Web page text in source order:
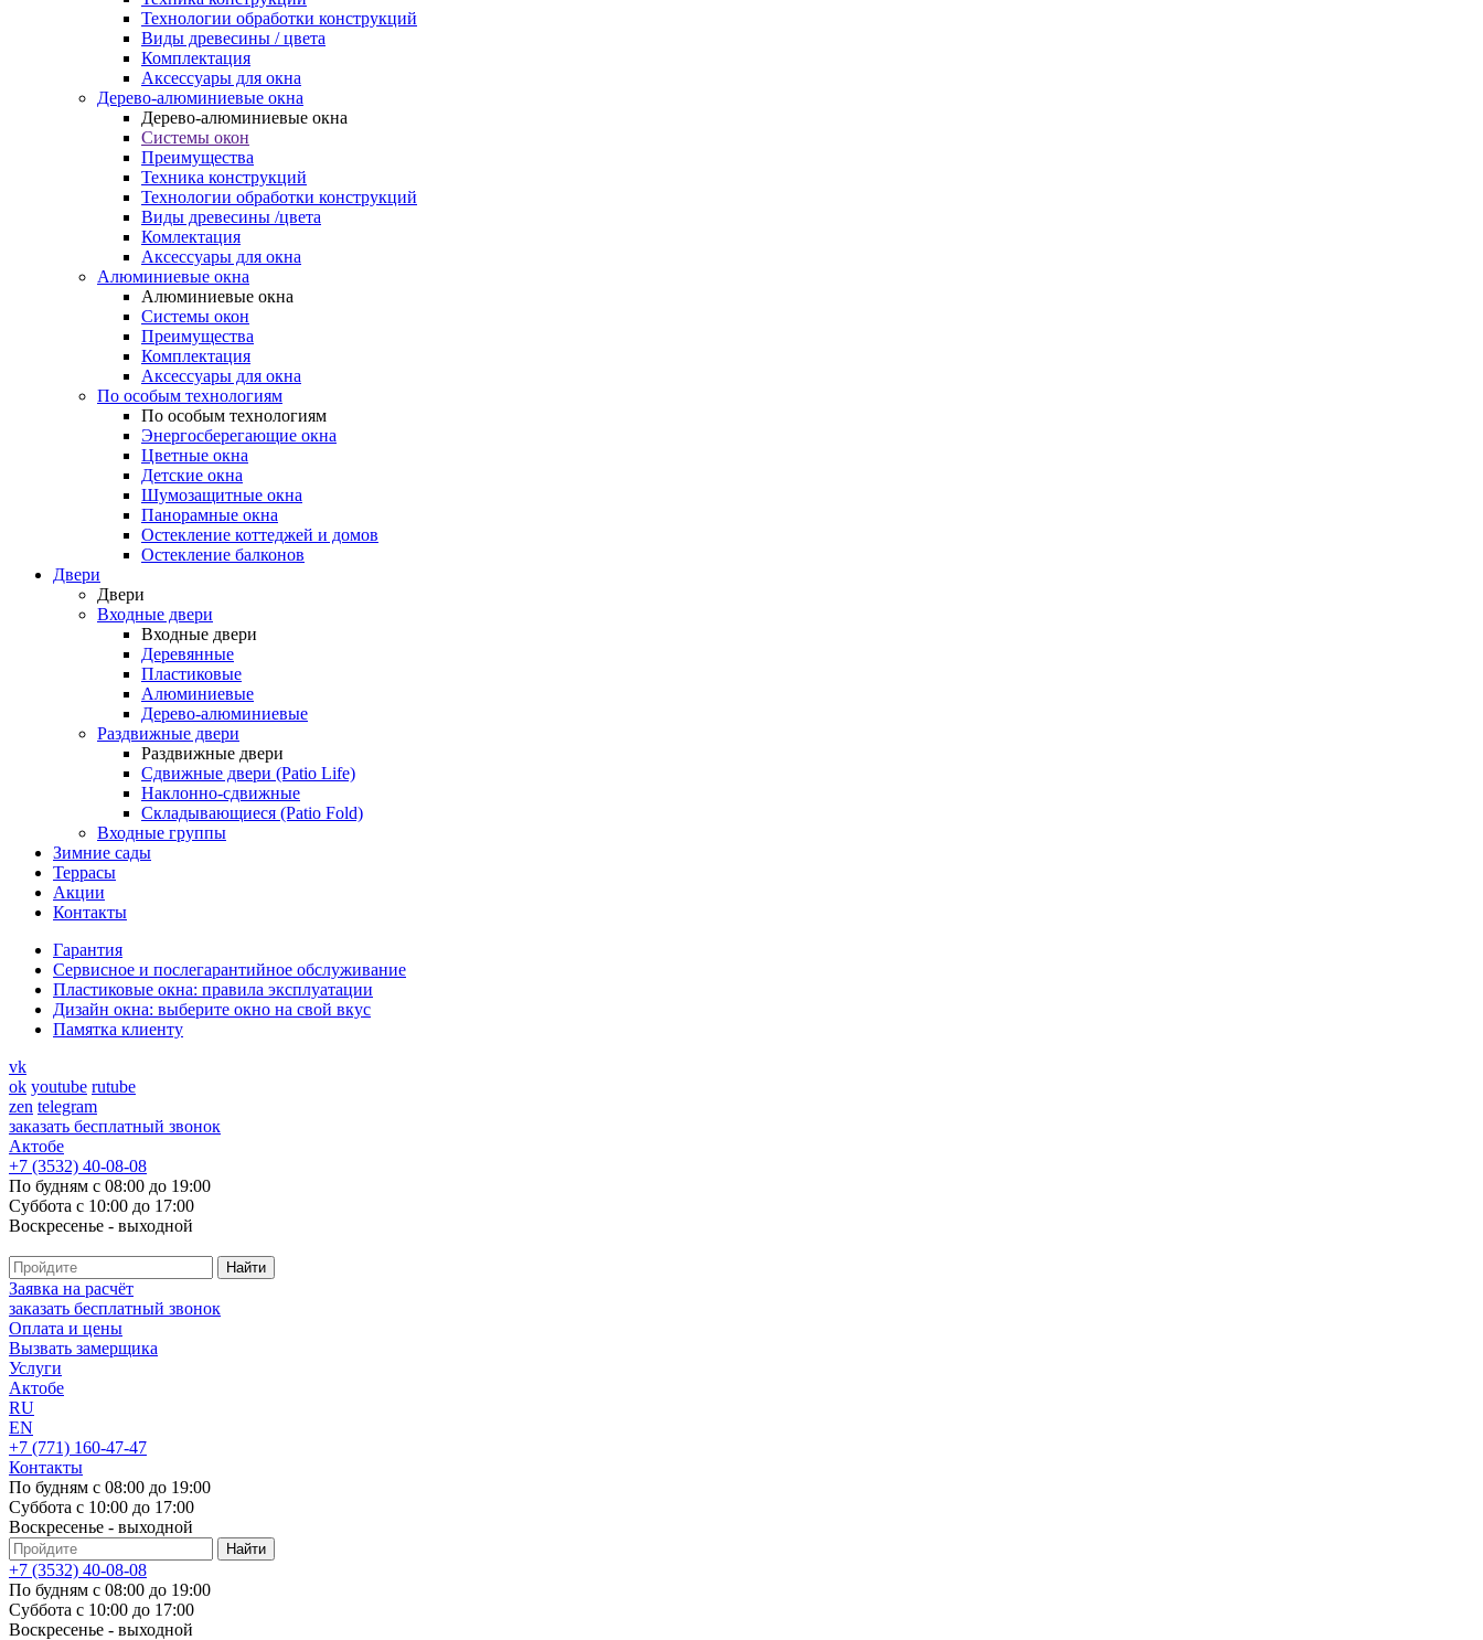
Технологии обработки конструкций
Виды древесины / цвета
Комплектация
Аксессуары для окна
Дерево-алюминиевые окна
Дерево-алюминиевые окна
Системы окон
Преимущества
Техника конструкций
Технологии обработки конструкций
Виды древесины /цвета
Комлектация
Аксессуары для окна
Алюминиевые окна
Алюминиевые окна
Системы окон
Преимущества
Комплектация
Аксессуары для окна
По особым технологиям
По особым технологиям
Энергосберегающие окна
Цветные окна
Детские окна
Шумозащитные окна
Панорамные окна
Остекление коттеджей и домов
Остекление балконов
Двери
Двери
Входные двери
Входные двери
Деревянные
Пластиковые
Алюминиевые
Дерево-алюминиевые
Раздвижные двери
Раздвижные двери
Сдвижные двери (Patio Life)
Наклонно-сдвижные
Складывающиеся (Patio Fold)
Входные группы
Зимние сады
Террасы
Акции
Контакты
Гарантия
Cервисное и послегарантийное обслуживание
Пластиковые окна: правила эксплуатации
Дизайн окна: выберите окно на свой вкус
Памятка клиенту
vk
ok youtube rutube
zen telegram
заказать бесплатный звонок
Актобе
+7 (3532) 40-08-08
По будням с 08:00 до 19:00
Суббота с 10:00 до 17:00
Воскресенье - выходной
Заявка на расчёт
заказать бесплатный звонок
Оплата и цены
Вызвать замерщика
Услуги
Актобе
RU
EN
+7 (771) 160-47-47
Контакты
По будням с 08:00 до 19:00
Суббота с 10:00 до 17:00
Воскресенье - выходной
+7 (3532) 40-08-08
По будням с 08:00 до 19:00
Суббота с 10:00 до 17:00
Воскресенье - выходной